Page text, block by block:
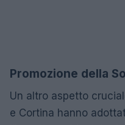
Promozione della
Un altro aspetto
e Cortina hanno